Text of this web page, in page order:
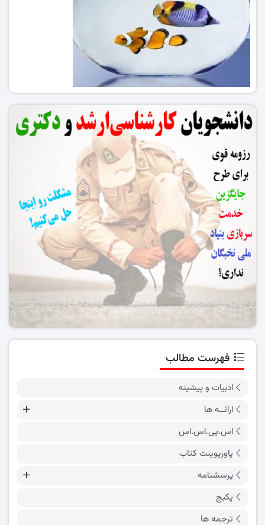
فهرست مطالب
ادبیات و پیشینه
ارائــه ها
اس.پی.اس.اس
پاورپوینت کتاب
پرسشنامه
پکیج
ترجمه ها